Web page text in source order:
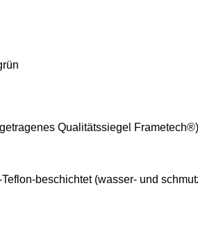
Qualitätssiegel
beschichtet (wasser- und